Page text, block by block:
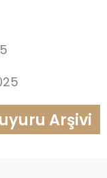
Arşivi